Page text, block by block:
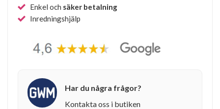
Enkel och säker betalning
Inredningshjälp
Har du några frågor?
Kontakta oss i butiken